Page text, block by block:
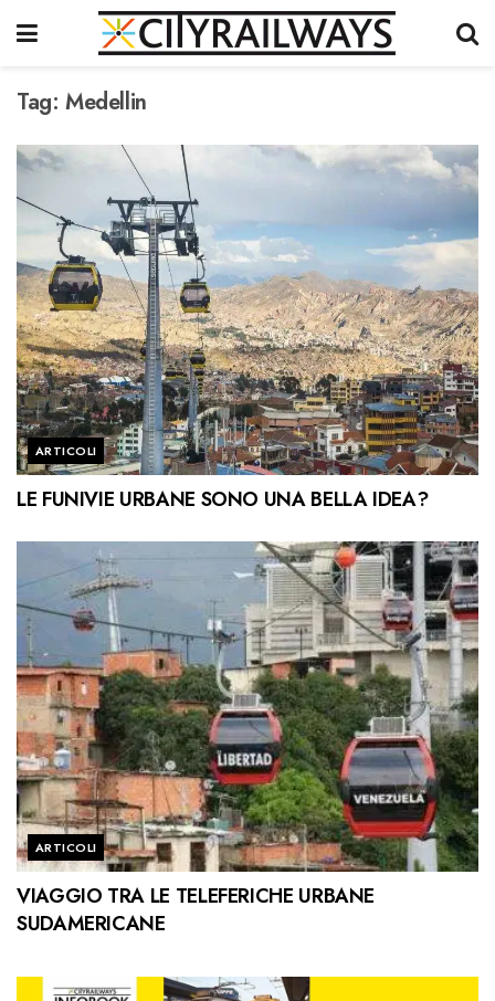
Tag: Medellin
ARTICOLI
LE FUNIVIE URBANE SONO UNA BELLA IDEA?
ARTICOLI
VIAGGIO TRA LE TELEFERICHE URBANE
SUDAMERICANE